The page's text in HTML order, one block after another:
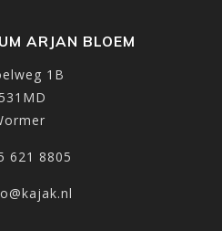
ARJAN BLOEM
1B
621 8805